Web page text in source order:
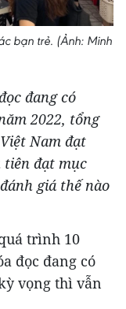
bạn trẻ. (Ảnh: Minh
đang có
2022, tổng
Nam đạt
tiên đạt mục
giá thế nào
trình 10
đọc đang có
vọng thì vẫn